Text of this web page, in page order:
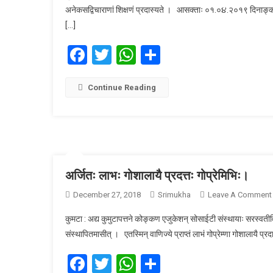
अनेकसद्विचाराणां शिक्षणं प्रदास्यते । आसक्ताः ०१.०૪.२०१९
[…]
Facebook
TwitterWhatsApp
Continue Reading
अर्जितः लाभः गोशालायै प्रदत्तः गोप्रेमिभिः।
December 27, 2018 Srimukha Leave A Comment
कुमटा : अद्य कुमुटापत्तने कोङ्कण एजुकेशन् सोसाईटी संस्थायाः
संस्थापितमासीत् । एतस्मिन् वाणिज्ये प्राप्तं लाभं गोप्रेम्णा गोशालायै
Facebook
TwitterWhatsApp